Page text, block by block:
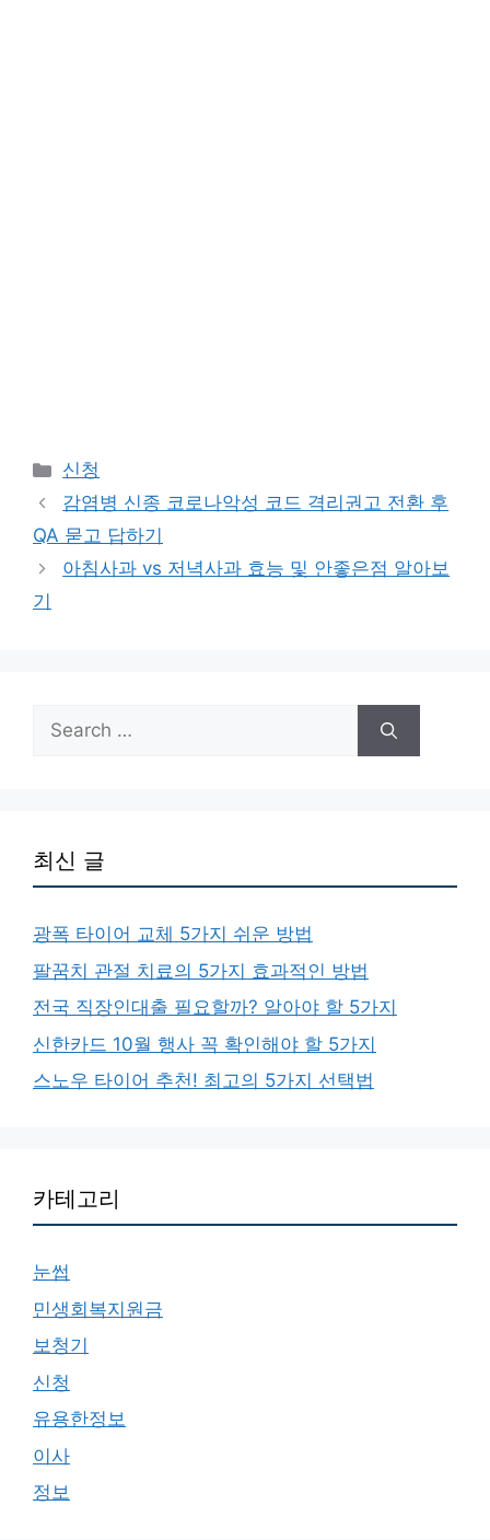
Categories
신청
감염병 신종 코로나악성 코드 격리권고 전환 후
QA 묻고 답하기
아침사과 vs 저녁사과 효능 및 안좋은점 알아보
기
Search
for:
최신 글
광폭 타이어 교체 5가지 쉬운 방법
팔꿈치 관절 치료의 5가지 효과적인 방법
전국 직장인대출 필요할까? 알아야 할 5가지
신한카드 10월 행사 꼭 확인해야 할 5가지
스노우 타이어 추천! 최고의 5가지 선택법
카테고리
눈썹
민생회복지원금
보청기
신청
유용한정보
이사
정보